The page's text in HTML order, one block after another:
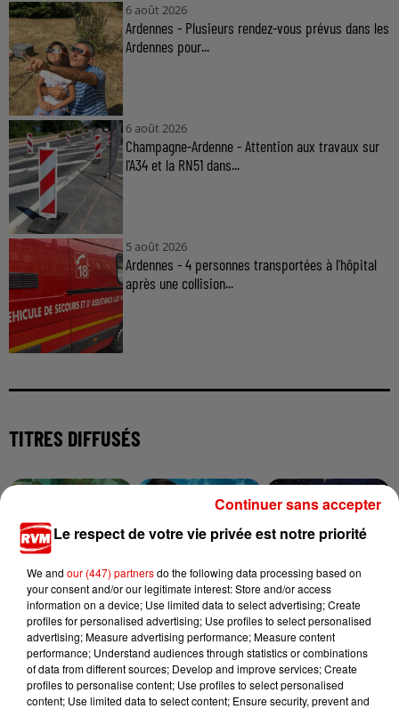
6 août 2026
Ardennes - Plusieurs rendez-vous prévus dans les
Ardennes pour...
6 août 2026
Champagne-Ardenne - Attention aux travaux sur
l'A34 et la RN51 dans...
5 août 2026
Ardennes - 4 personnes transportées à l'hôpital
après une collision...
TITRES DIFFUSÉS
TAYLOR SWIFT
Elizabeth Taylor
GIMS
Soleil
1h26
1h26
PASSENGER
Let Her Go
Le respect de votre vie privée est notre priorité
We and our (447) partnersdo the following data processing based on
your consent and/or our legitimate interest: Store and/or access
information on a device; Use limited data to select advertising; Create
profiles for personalised advertising; Use profiles to select personalised
advertising; Measure advertising performance; Measure content
performance; Understand audiences through statistics or combinations
of data from different sources; Develop and improve services; Create
profiles to personalise content; Use profiles to select personalised
content; Use limited data to select content; Ensure security, prevent and
Continuer sans accepter